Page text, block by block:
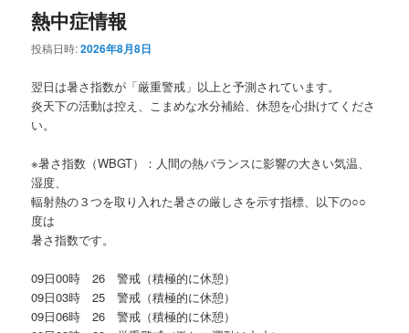
熱中症情報
投稿日時:2026年8月8日
翌日は暑さ指数が「厳重警戒」以上と予測されています。
炎天下の活動は控え、こまめな水分補給、休憩を心掛けてくださ
い。
※暑さ指数（WBGT）：人間の熱バランスに影響の大きい気温、
湿度、
輻射熱の３つを取り入れた暑さの厳しさを示す指標、以下の○○
度は
暑さ指数です。
09日00時 26 警戒（積極的に休憩）
09日03時 25 警戒（積極的に休憩）
09日06時 26 警戒（積極的に休憩）